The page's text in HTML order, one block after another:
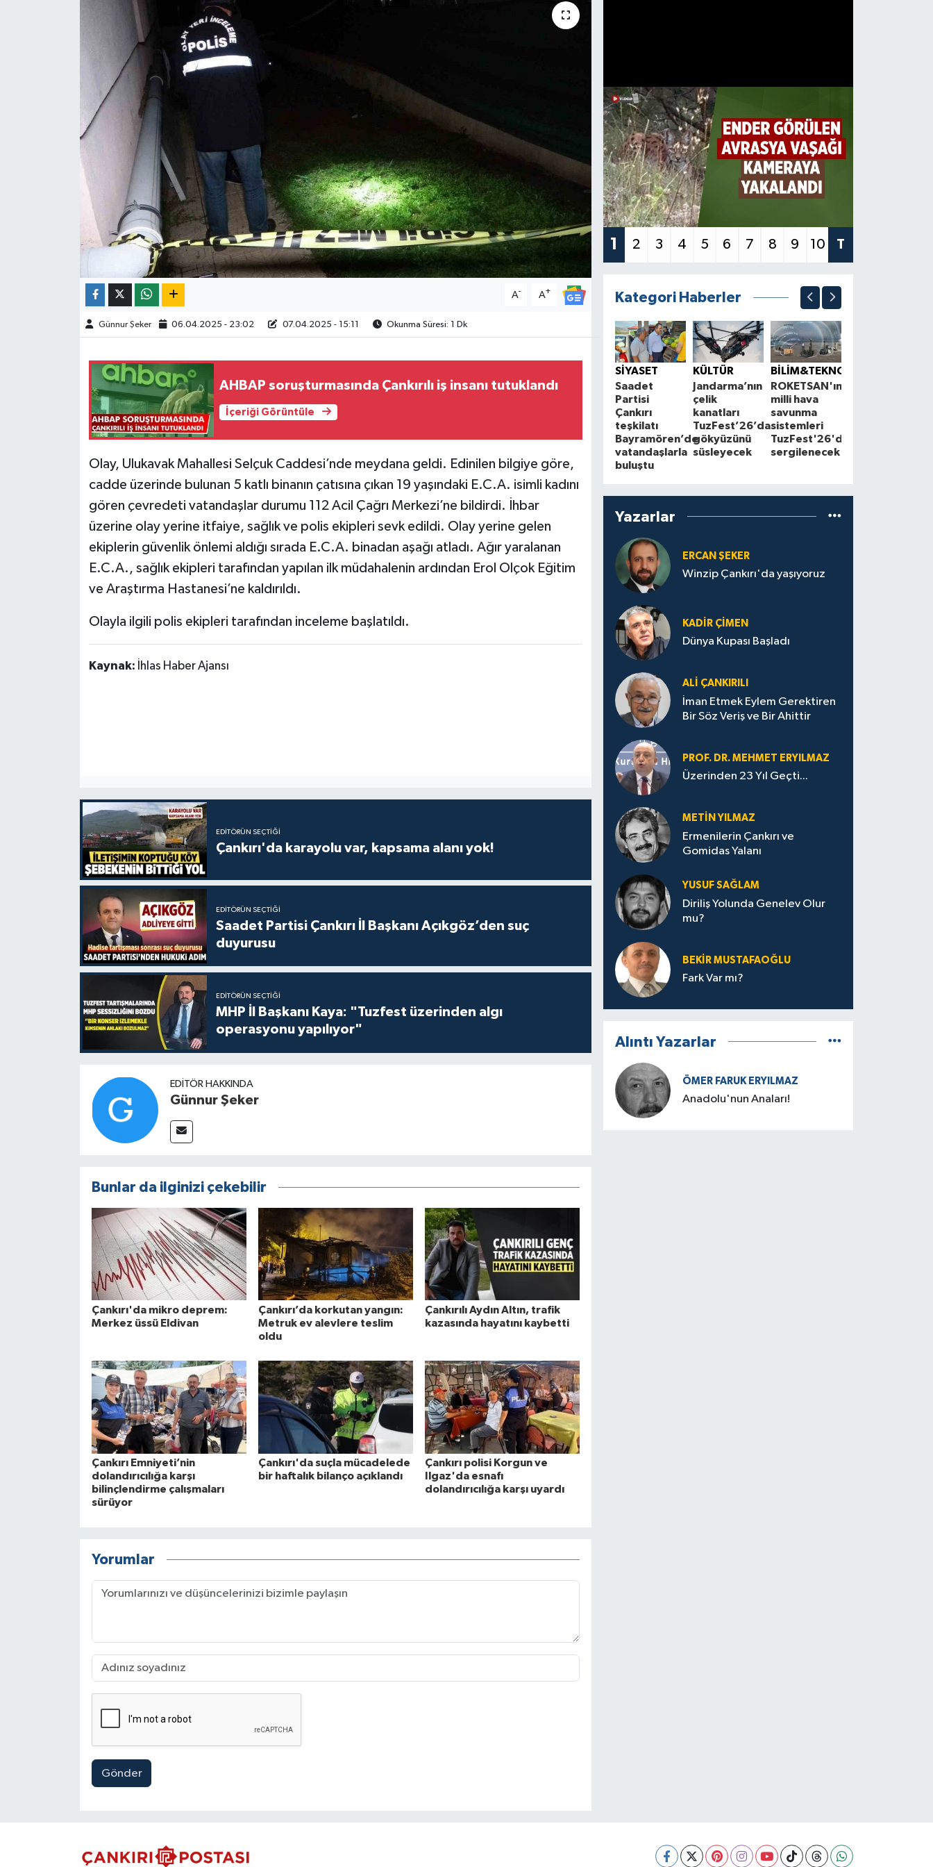
A- A+
Günnur Şeker 06.04.2025 - 23:02 07.04.2025 - 15:11 Okunma Süresi: 1 Dk
AHBAP soruşturmasında Çankırılı iş insanı tutuklandı
İçeriği Görüntüle
Olay, Ulukavak Mahallesi Selçuk Caddesi’nde meydana geldi. Edinilen bilgiye göre,
cadde üzerinde bulunan 5 katlı binanın çatısına çıkan 19 yaşındaki E.C.A. isimli kadını
gören çevredeti vatandaşlar durumu 112 Acil Çağrı Merkezi’ne bildirdi. İhbar
üzerine olay yerine itfaiye, sağlık ve polis ekipleri sevk edildi. Olay yerine gelen
ekiplerin güvenlik önlemi aldığı sırada E.C.A. binadan aşağı atladı. Ağır yaralanan
E.C.A., sağlık ekipleri tarafından yapılan ilk müdahalenin ardından Erol Olçok Eğitim
ve Araştırma Hastanesi’ne kaldırıldı.
Olayla ilgili polis ekipleri tarafından inceleme başlatıldı.
Kaynak: İhlas Haber Ajansı
EDITÖRÜN SEÇTIĞI
Çankırı'da karayolu var, kapsama alanı yok!
EDITÖRÜN SEÇTIĞI
Saadet Partisi Çankırı İl Başkanı Açıkgöz’den suç
duyurusu
EDITÖRÜN SEÇTIĞI
MHP İl Başkanı Kaya: "Tuzfest üzerinden algı
operasyonu yapılıyor"
EDITÖR HAKKINDA
Günnur Şeker
Bunlar da ilginizi çekebilir
Çankırı'da mikro deprem:
Merkez üssü Eldivan
Çankırı’da korkutan yangın:
Metruk ev alevlere teslim
oldu
Çankırılı Aydın Altın, trafik
kazasında hayatını kaybetti
Çankırı Emniyeti’nin
dolandırıcılığa karşı
bilinçlendirme çalışmaları
sürüyor
Çankırı'da suçla mücadelede
bir haftalık bilanço açıklandı
Çankırı polisi Korgun ve
Ilgaz'da esnafı
dolandırıcılığa karşı uyardı
Yorumlar
Gönder
1 2 3 4 5 6 7 8 9 10 T
Kategori Haberler
SİYASET
Saadet
Partisi
Çankırı
teşkilatı
Bayramören’de
vatandaşlarla
buluştu
KÜLTÜR
Jandarma’nın
çelik
kanatları
TuzFest’26’da
gökyüzünü
süsleyecek
BİLİM&TEKNOLOJİ
ROKETSAN'ın
milli hava
savunma
sistemleri
TuzFest'26'da
sergilenecek
Yazarlar
ERCAN ŞEKER
Winzip Çankırı'da yaşıyoruz
KADIR ÇIMEN
Dünya Kupası Başladı
ALI ÇANKIRILI
İman Etmek Eylem Gerektiren
Bir Söz Veriş ve Bir Ahittir
PROF. DR. MEHMET ERYILMAZ
Üzerinden 23 Yıl Geçti...
METIN YILMAZ
Ermenilerin Çankırı ve
Gomidas Yalanı
YUSUF SAĞLAM
Diriliş Yolunda Genelev Olur
mu?
BEKIR MUSTAFAOĞLU
Fark Var mı?
Alıntı Yazarlar
ÖMER FARUK ERYILMAZ
Anadolu'nun Anaları!
RESMİ İLANLAR
KÜLTÜR
TURİZM
MAGAZİN
BİLİM&TEKNOLOJİ